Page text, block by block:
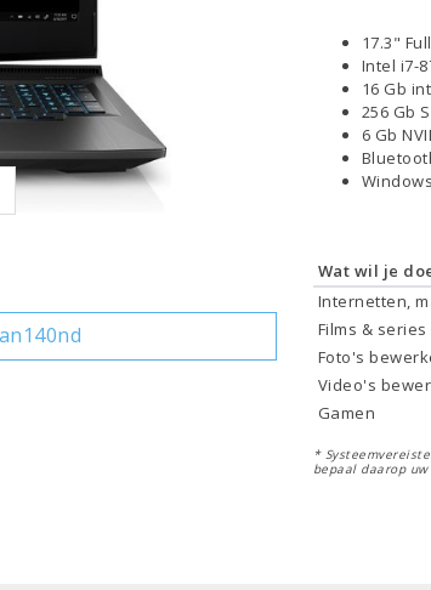
17.3"
Intel i7-
16 Gb
256 Gb
6 Gb
Wat wil je
Internetten,
Films &
Foto's
Video's
Gamen
*
bepaal daarop uw